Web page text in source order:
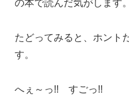
の本で読んだ気がします。
たどってみると、ホント
す。
へぇ～っ!! すごっ!!